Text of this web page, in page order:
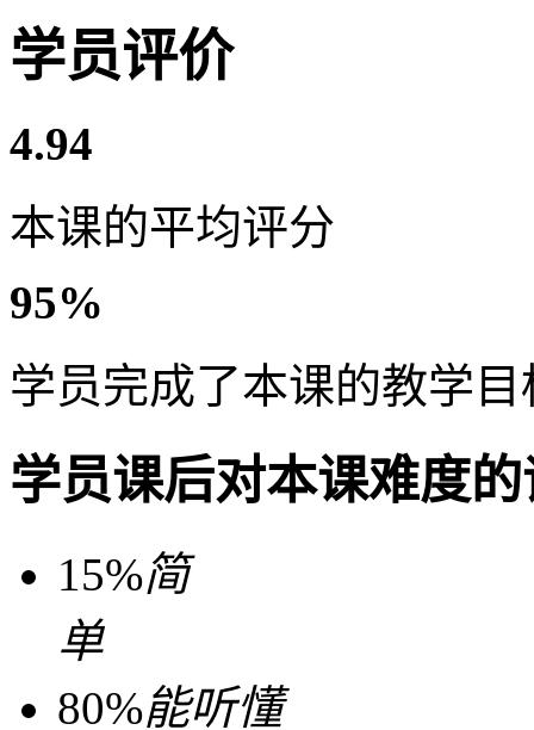
学员评价
4.94
本课的平均评分
95%
学员完成了本课的教学目
学员课后对本课难度
15%简
单
80%能听懂